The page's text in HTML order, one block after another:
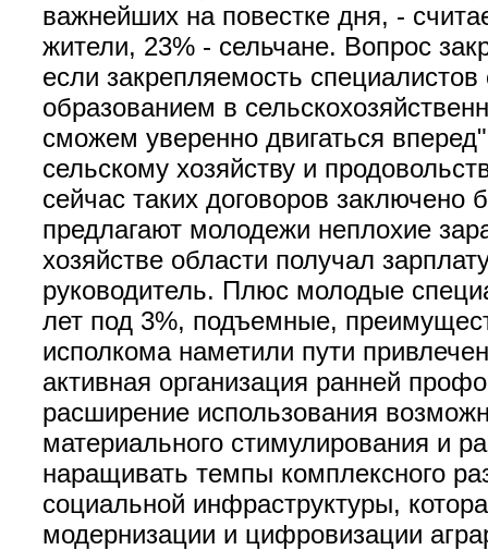
важнейших на повестке дня, -
жители, 23% - сельчане. Вопрос
если закрепляемость
образованием в
сможем уверенно двигаться
сельскому хозяйству и
сейчас таких договоров заключено
предлагают молодежи неплохие
хозяйстве области получал
руководитель. Плюс молодые
лет под 3%, подъемные,
исполкома наметили пути
активная организация ранней
расширение использования
материального стимулирования и
наращивать темпы комплексного
социальной инфраструктуры,
модернизации и цифровизации